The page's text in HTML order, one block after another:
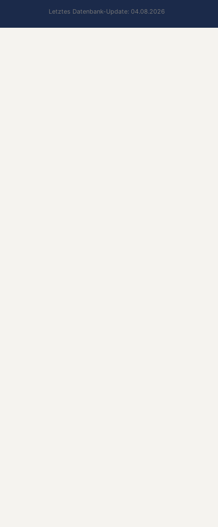
Letztes Datenbank-Update: 04.08.2026